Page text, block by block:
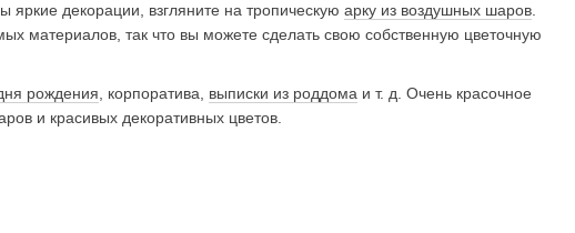
декорации, взгляните на тропическую арку из воздушных шаров.
материалов, так что вы можете сделать свою собственную цветочную
рождения , корпоратива, выписки из роддома и т. д. Очень красочное
и красивых декоративных цветов.